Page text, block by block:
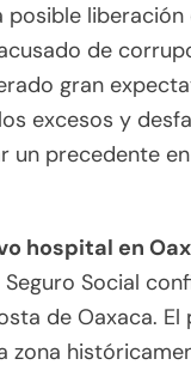
posible
de
gran
excesos y
un precedente
hospital en
Social
de Oaxaca.
zona